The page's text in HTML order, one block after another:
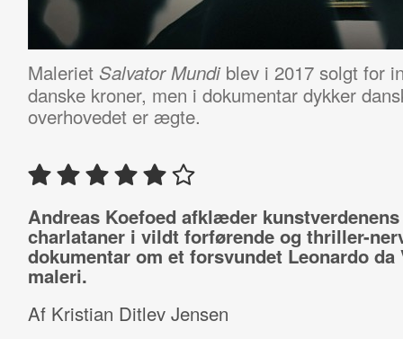
Maleriet Salvator Mundiblev i 2017 solgt for
danske kroner, men i dokumentar dykker
overhovedet er ægte.
Andreas Koefoed afklæder kunstverdenens
charlataner i vildt forførende og thriller-
dokumentar om et forsvundet Leonardo da
maleri.
Af Kristian Ditlev Jensen